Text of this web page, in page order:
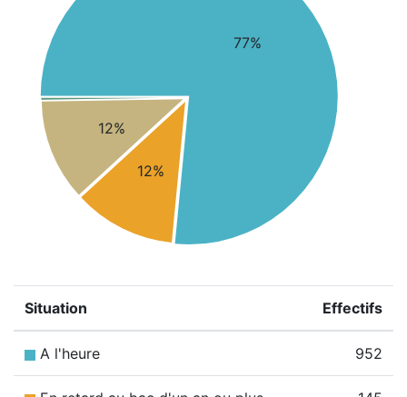
77%
12%
12%
Situation Effectifs
A l'heure 952